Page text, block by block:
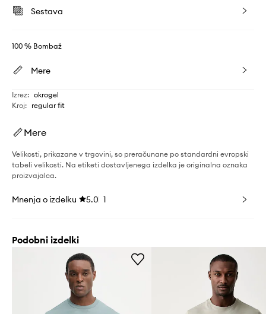
Sestava
100 % Bombaž
Mere
Izrez: okrogel
Kroj: regular fit
Mere
Velikosti, prikazane v trgovini, so preračunane po standardni evropski
tabeli velikosti. Na etiketi dostavljenega izdelka je originalna oznaka
proizvajalca.
Mnenja o izdelku 5.0 1
Podobni izdelki